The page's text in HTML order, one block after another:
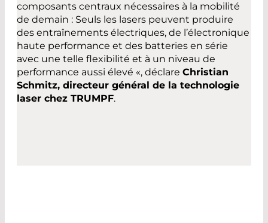
composants centraux nécessaires à la mobilité
de demain : Seuls les lasers peuvent produire
des entraînements électriques, de l’électronique
haute performance et des batteries en série
avec une telle flexibilité et à un niveau de
performance aussi élevé «, déclare Christian
Schmitz, directeur général de la technologie
laser chez TRUMPF.